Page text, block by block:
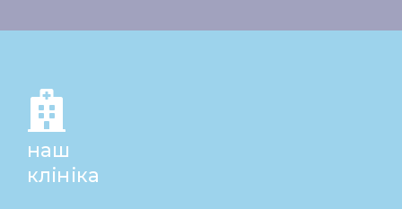
наш
клініка